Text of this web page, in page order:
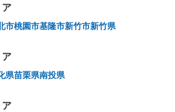
万が一に備えた安心補償
盗難等万が一に備えた保証も完備で安心
市桃園市基隆市新竹市新竹県
県苗栗県南投県